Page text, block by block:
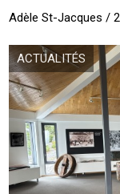
Adèle St-Jacques /
ACTUALITÉS